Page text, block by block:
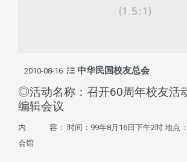
2010-08-16 中华民国校友总会
◎活动名称：召开60周年校友活
编辑会议
内 容： 时间：99年8月16日下午2时 地点：
会馆